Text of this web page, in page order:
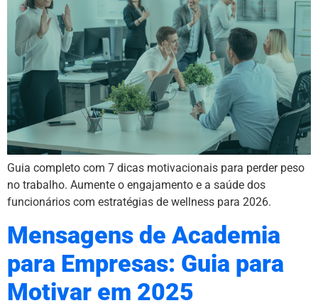
Guia completo com 7 dicas motivacionais para perder peso
no trabalho. Aumente o engajamento e a saúde dos
funcionários com estratégias de wellness para 2026.
Mensagens de Academia
para Empresas: Guia para
Motivar em 2025